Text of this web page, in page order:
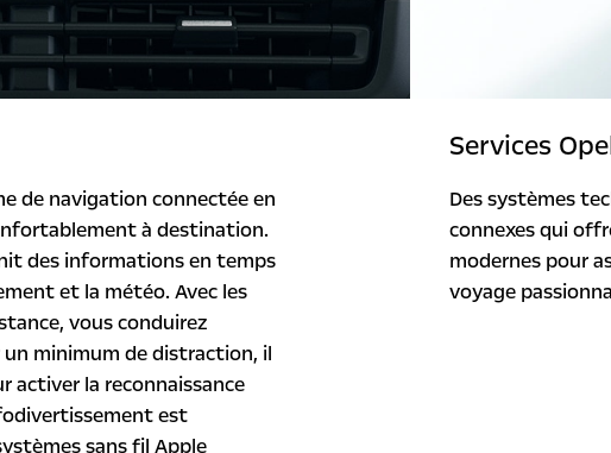
de navigation connectée en
à destination.
des informations en temps
et la météo. Avec les
vous conduirez
minimum de distraction, il
activer la reconnaissance
est
sans fil Apple
Services
Des systèmes
connexes qui
modernes pour
voyage